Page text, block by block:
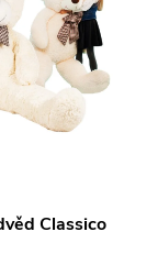
Classico